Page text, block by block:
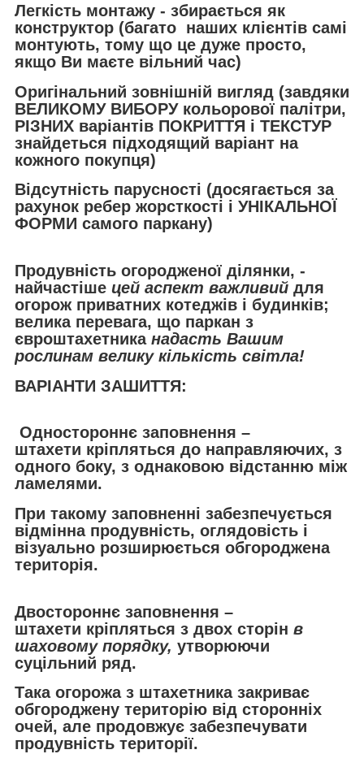
Легкість монтажу - збирається як
конструктор (багато наших клієнтів самі
монтують, тому що це дуже просто,
якщо Ви маєте вільний час)
Оригінальний зовнішній вигляд (завдяки
ВЕЛИКОМУ ВИБОРУ кольорової палітри,
РІЗНИХ варіантів ПОКРИТТЯ і ТЕКСТУР
знайдеться підходящий варіант на
кожного покупця)
Відсутність парусності (досягається за
рахунок ребер жорсткості і УНІКАЛЬНОЇ
ФОРМИ самого паркану)
Продувність огородженої ділянки, -
найчастіше цей аспект важливий для
огорож приватних котеджів і будинків;
велика перевага, що паркан з
євроштахетника надасть Вашим
рослинам велику кількість світла!
ВАРІАНТИ ЗАШИТТЯ:
Одностороннє заповнення –
штахети кріпляться до направляючих, з
одного боку, з однаковою відстанню між
ламелями.
При такому заповненні забезпечується
відмінна продувність, оглядовість і
візуально розширюється обгороджена
територія.
Двостороннє заповнення –
штахети кріпляться з двох сторін в
шаховому порядку, утворюючи
суцільний ряд.
Така огорожа з штахетника закриває
обгороджену територію від сторонніх
очей, але продовжує забезпечувати
продувність території.